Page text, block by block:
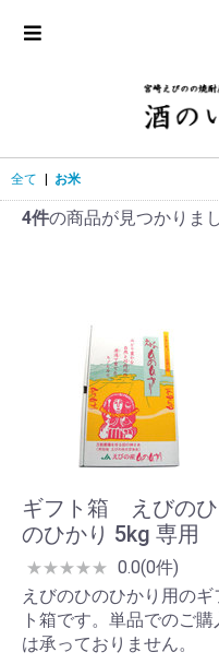
全て お米
4件の商品が見つかりま
ギフト箱 えびのひ
のひかり 5kg 専用
★★★★★ 0.0(0件)
えびのひのひかり用のギ
ト箱です。単品でのご購
は承っておりません。